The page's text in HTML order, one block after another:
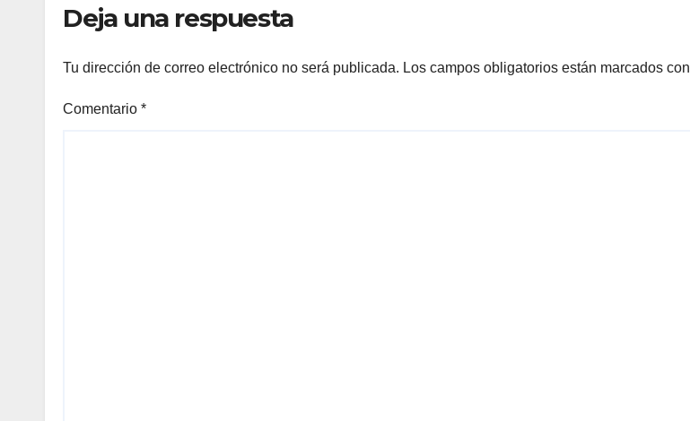
Deja una respuesta
Tu dirección de correo electrónico no será publicada. Los campos obligatorios están marcados con
Comentario *